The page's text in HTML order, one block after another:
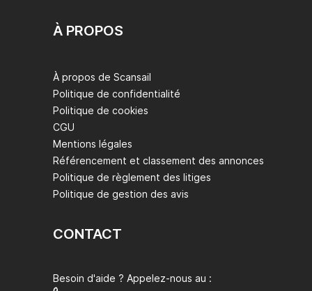
À PROPOS
À propos de Scansail
Politique de confidentialité
Politique de cookies
CGU
Mentions légales
Référencement et classement des annonces
Politique de règlement des litiges
Politique de gestion des avis
CONTACT
Besoin d'aide ? Appelez-nous au :